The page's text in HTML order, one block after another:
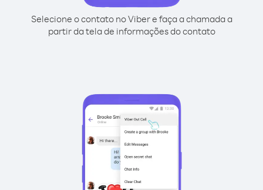
Selecione o contato no Viber e faça a chamada a
partir da tela de informações do contato